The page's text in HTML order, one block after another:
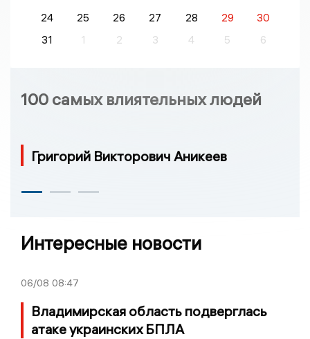
24
25 26 27 28 29
30
31
1 2 3 4 5 6
100 самых влиятельных людей
Григорий Викторович Аникеев
Интересные новости
06/08 08:47
Владимирская область подверглась
атаке украинских БПЛА